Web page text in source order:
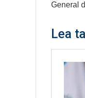
General
Lea